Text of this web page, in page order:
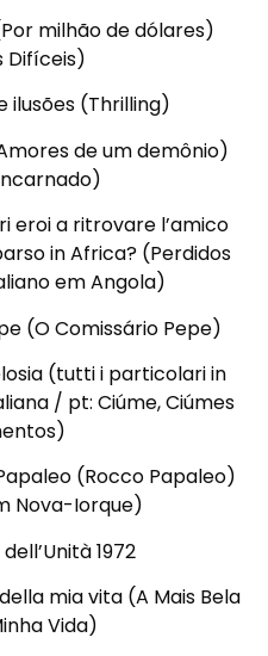
milhão de dólares)
Difíceis)
ilusões (Thrilling)
de um demônio)
eroi a ritrovare l’amico
in Africa? (Perdidos
em Angola)
(O Comissário Pepe)
(tutti i particolari in
/ pt: Ciúme, Ciúmes
(Rocco Papaleo)
Nova-Iorque)
1972
mia vita (A Mais Bela
Vida)